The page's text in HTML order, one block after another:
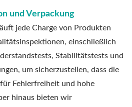
und Verpackung
jede Charge von Produkten
einschließlich
Stabilitätstests und
um sicherzustellen, dass die
Fehlerfreiheit und hohe
hinaus bieten wir